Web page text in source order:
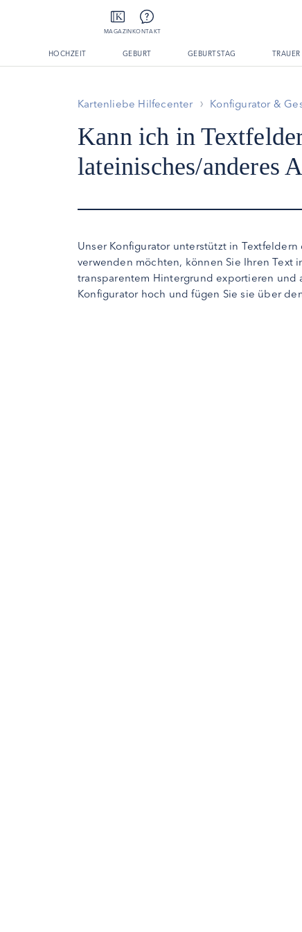
MAGAZINKONTAKT
HOCHZEIT GEBURT GEBURTSTAG TRAUER
Kartenliebe Hilfecenter Konfigurator &
Kann ich in
lateinisches/anderes
Unser Konfigurator unterstützt in
verwenden möchten, können Sie Ihren Text
transparentem Hintergrund exportieren
Konfigurator hoch und fügen Sie sie über